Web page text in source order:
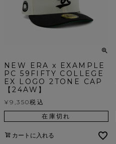
NEW ERA x EXAMPLE
PC 59FIFTY COLLEGE
EX LOGO 2TONE CAP
【24AW】
¥9,350税込
在庫切れ
カートに入れる